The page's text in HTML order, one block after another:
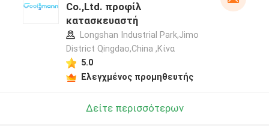
Co.,Ltd. προφίλ
κατασκευαστή
Longshan Industrial Park,Jimo
District Qingdao,China ,Κίνα
5.0
Ελεγχμένος προμηθευτής
Δείτε περισσότερων